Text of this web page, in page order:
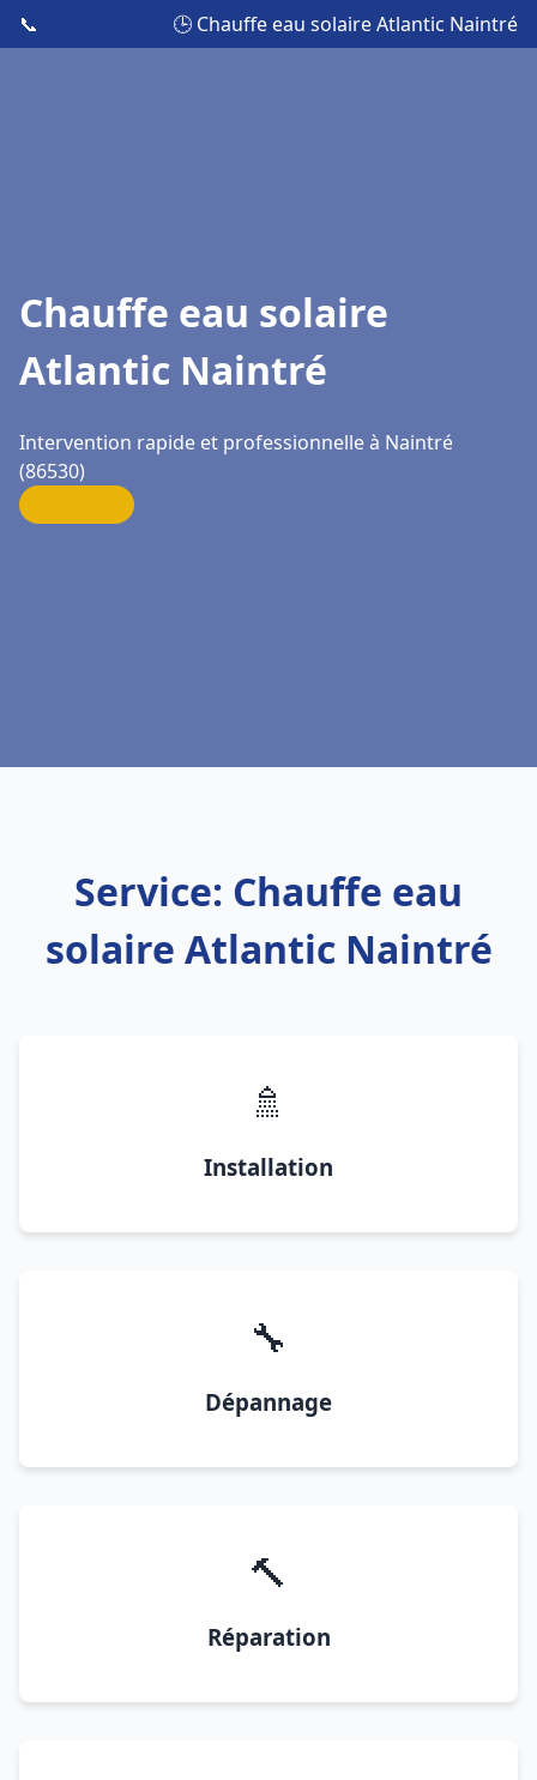
📞 🕒 Chauffe eau solaire Atlantic Naintré
Chauffe eau solaire
Atlantic Naintré
Intervention rapide et professionnelle à Naintré
(86530)
Service: Chauffe eau
solaire Atlantic Naintré
🚿
Installation
🔧
Dépannage
🔨
Réparation